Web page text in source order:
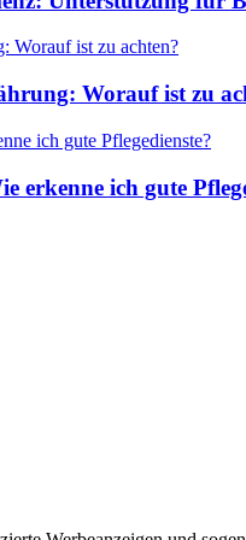
Worauf ist zu
erkenne ich gute